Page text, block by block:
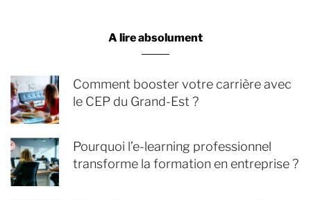
A lire absolument
Comment booster votre carrière avec
le CEP du Grand-Est ?
Pourquoi l’e-learning professionnel
transforme la formation en entreprise ?